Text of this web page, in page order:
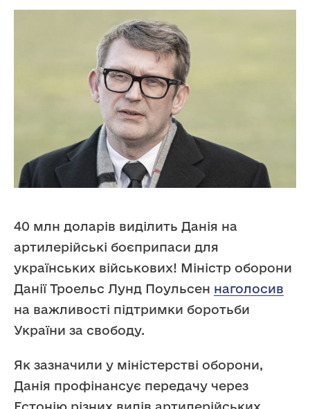
40 млн доларів виділить Данія на
артилерійські боєприпаси для
українських військових! Міністр оборони
Данії Троельс Лунд Поульсен наголосив
на важливості підтримки боротьби
України за свободу.
Як зазначили у міністерстві оборони,
Данія профінансує передачу через